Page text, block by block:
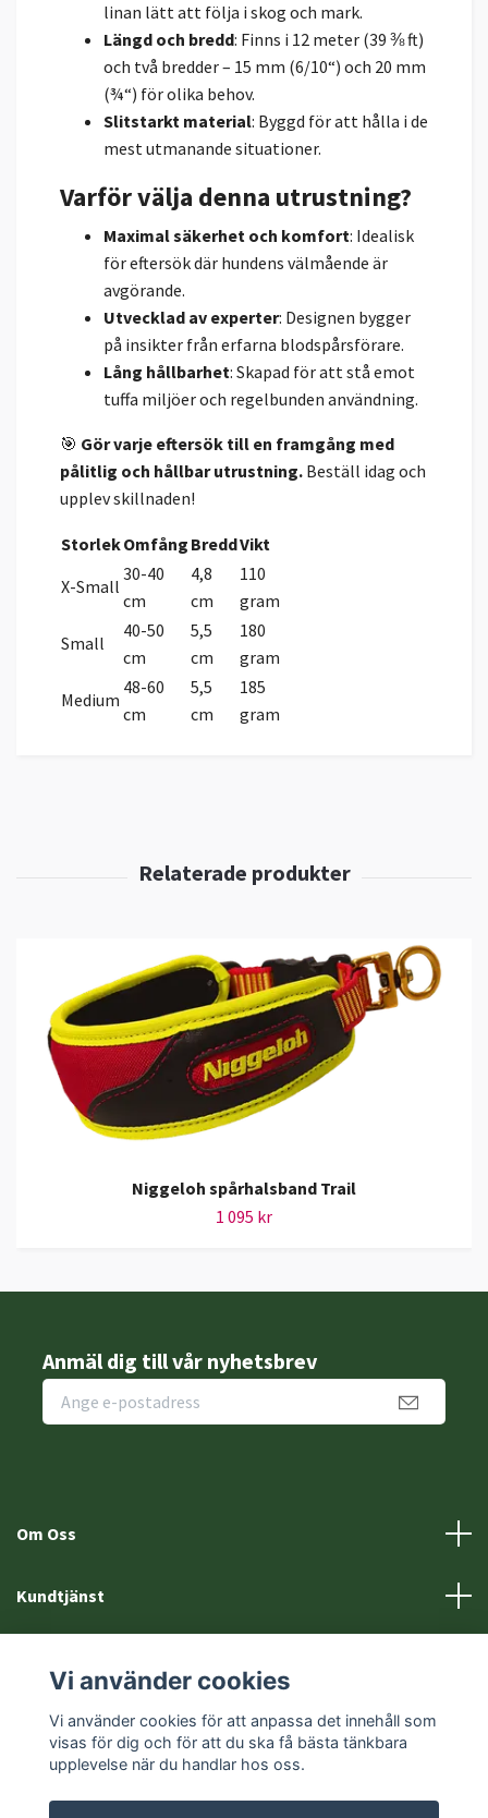
linan lätt att följa i skog och mark.
Längd och bredd: Finns i 12 meter (39 ⅜ ft)
och två bredder – 15 mm (6/10“) och 20 mm
(¾“) för olika behov.
Slitstarkt material: Byggd för att hålla i de
mest utmanande situationer.
Varför välja denna utrustning?
Maximal säkerhet och komfort: Idealisk
för eftersök där hundens välmående är
avgörande.
Utvecklad av experter: Designen bygger
på insikter från erfarna blodspårsförare.
Lång hållbarhet: Skapad för att stå emot
tuffa miljöer och regelbunden användning.
🎯 Gör varje eftersök till en framgång med
pålitlig och hållbar utrustning. Beställ idag och
upplev skillnaden!
StorlekOmfång BreddVikt
X-Small
30-40
cm
4,8
cm
110
gram
Small
40-50
cm
5,5
cm
180
gram
Medium
48-60
cm
5,5
cm
185
gram
Niggeloh spårhalsband Trail
1 095 kr
Anmäl dig till vår nyhetsbrev
Om Oss
Kundtjänst
Sociala medier
Vi använder cookies
Vi använder cookies för att anpassa det innehåll som
visas för dig och för att du ska få bästa tänkbara
upplevelse när du handlar hos oss.